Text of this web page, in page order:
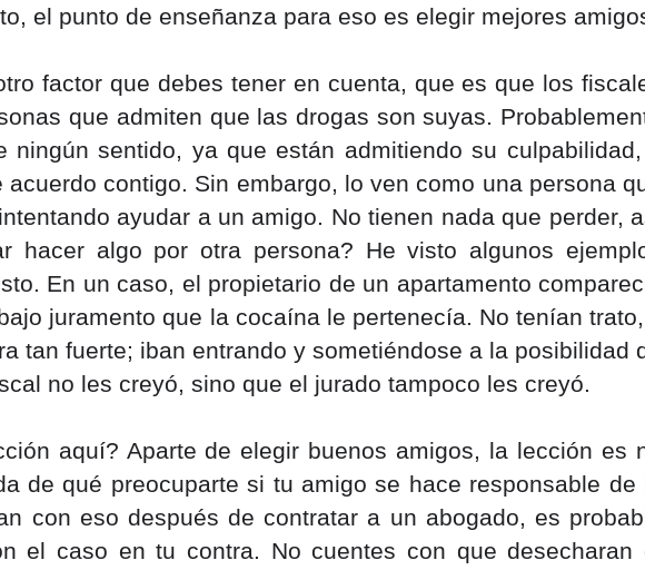
el punto de enseñanza para eso es elegir mejores
factor que debes tener en cuenta, que es que los
que admiten que las drogas son suyas.
ningún sentido, ya que están admitiendo su
contigo. Sin embargo, lo ven como una persona
ayudar a un amigo. No tienen nada que perder,
hacer algo por otra persona? He visto algunos
En un caso, el propietario de un apartamento
juramento que la cocaína le pertenecía. No tenían
tan fuerte; iban entrando y sometiéndose a la posibilidad
no les creyó, sino que el jurado tampoco les creyó.
aquí? Aparte de elegir buenos amigos, la lección es
de qué preocuparte si tu amigo se hace responsable de
con eso después de contratar a un abogado, es
el caso en tu contra. No cuentes con que desecharan